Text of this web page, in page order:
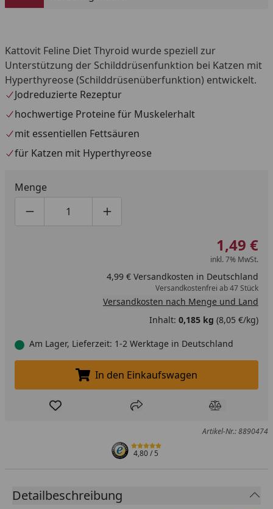
Kattovit Feline Diet Thyroid wurde speziell zur
Unterstützung der Schilddrüsenfunktion bei Katzen mit
Hyperthyreose (Schilddrüsenüberfunktion) entwickelt.
Jodreduzierte Rezeptur
hochwertige Proteine für Muskelerhalt
mit essentiellen Fettsäuren
für Katzen mit Hyperthyreose
Menge
Produktmenge um eins verringern
Produktmenge manuell eingeben
Produktmenge um eins erhöhen
1,49 €
inkl. 7% MwSt.
4,99 € Versandkosten in Deutschland
Versandkostenfrei ab 47 Stück
Versandkosten nach Menge und Land
Inhalt: 0,185 kg (8,05 €/kg)
Am Lager, Lieferzeit: 1-2 Werktage in Deutschland
In den Einkaufswagen legen
In den Einkaufswagen
Produkt zur Wunschliste hinzufügen
Teilen Produkt
Artikel-Nr.: 8890474
4,80/ 5
Detailbeschreibung